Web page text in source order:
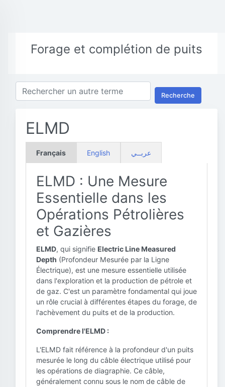
Forage et complétion de puits
Recherche
ELMD
Français English عربــي
ELMD : Une Mesure
Essentielle dans les
Opérations Pétrolières
et Gazières
ELMD, qui signifie Electric Line Measured
Depth (Profondeur Mesurée par la Ligne
Électrique), est une mesure essentielle utilisée
dans l'exploration et la production de pétrole et
de gaz. C'est un paramètre fondamental qui joue
un rôle crucial à différentes étapes du forage, de
l'achèvement du puits et de la production.
Comprendre l'ELMD :
L'ELMD fait référence à la profondeur d'un puits
mesurée le long du câble électrique utilisé pour
les opérations de diagraphie. Ce câble,
généralement connu sous le nom de câble de